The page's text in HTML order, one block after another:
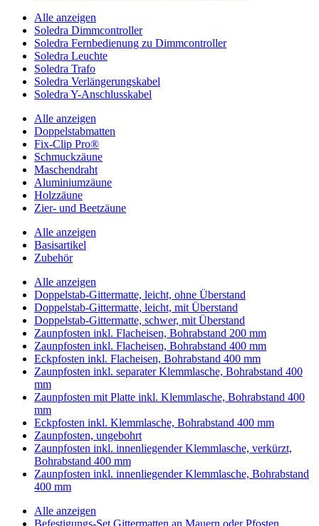
Alle anzeigen
Soledra Dimmcontroller
Soledra Fernbedienung zu Dimmcontroller
Soledra Leuchte
Soledra Trafo
Soledra Verlängerungskabel
Soledra Y-Anschlusskabel
Alle anzeigen
Doppelstabmatten
Fix-Clip Pro®
Schmuckzäune
Maschendraht
Aluminiumzäune
Holzzäune
Zier- und Beetzäune
Alle anzeigen
Basisartikel
Zubehör
Alle anzeigen
Doppelstab-Gittermatte, leicht, ohne Überstand
Doppelstab-Gittermatte, leicht, mit Überstand
Doppelstab-Gittermatte, schwer, mit Überstand
Zaunpfosten inkl. Flacheisen, Bohrabstand 200 mm
Zaunpfosten inkl. Flacheisen, Bohrabstand 400 mm
Eckpfosten inkl. Flacheisen, Bohrabstand 400 mm
Zaunpfosten inkl. separater Klemmlasche, Bohrabstand 400
mm
Zaunpfosten mit Platte inkl. Klemmlasche, Bohrabstand 400
mm
Eckpfosten inkl. Klemmlasche, Bohrabstand 400 mm
Zaunpfosten, ungebohrt
Zaunpfosten inkl. innenliegender Klemmlasche, verkürzt,
Bohrabstand 400 mm
Zaunpfosten inkl. innenliegender Klemmlasche, Bohrabstand
400 mm
Alle anzeigen
Befestigungs-Set Gittermatten an Mauern oder Pfosten